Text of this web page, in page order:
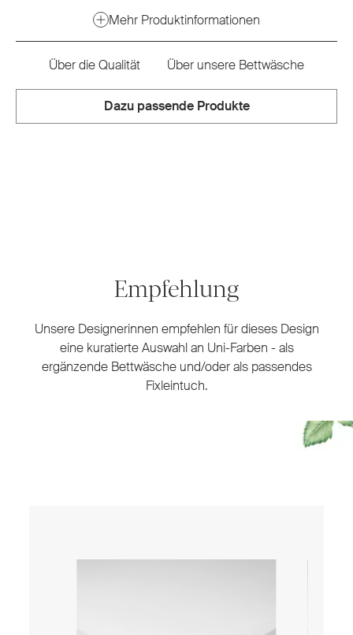
Mehr Produktinformationen
Über die Qualität Über unsere Bettwäsche
Dazu passende Produkte
Empfehlung
Unsere Designerinnen empfehlen für dieses Design
eine kuratierte Auswahl an Uni-Farben - als
ergänzende Bettwäsche und/oder als passendes
Fixleintuch.